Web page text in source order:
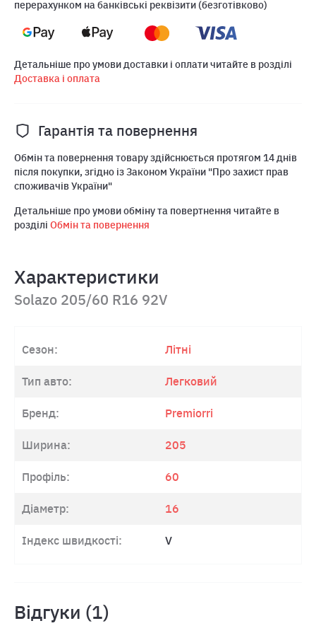
перерахунком на банківські реквізити (безготівково)
Детальніше про умови доставки і оплати читайте в розділі
Доставка і оплата
Гарантія та повернення
Обмін та повернення товару здійснюється протягом 14 днів
після покупки, згідно із Законом України "Про захист прав
споживачів України"
Детальніше про умови обміну та повертнення читайте в
розділі Обмін та повернення
Характеристики
Solazo 205/60 R16 92V
Сезон: Літні
Тип авто: Легковий
Бренд: Premiorri
Ширина: 205
Профіль: 60
Діаметр: 16
Індекс швидкості: V
Відгуки (1)